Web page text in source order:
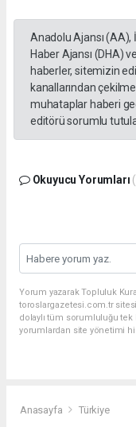
Anadolu Ajansı (AA),
Haber Ajansı (DHA)
haberler, sitemizin
kanallarından
muhataplar haberi
editörü sorumlu
Okuyucu Yorumları
Yorum yazarak Topluluk
toroslargazetesi.com.tr
dolaylı tüm sorumluluğu tek
yorumlardan site yönetimi
Anasayfa Türkiye